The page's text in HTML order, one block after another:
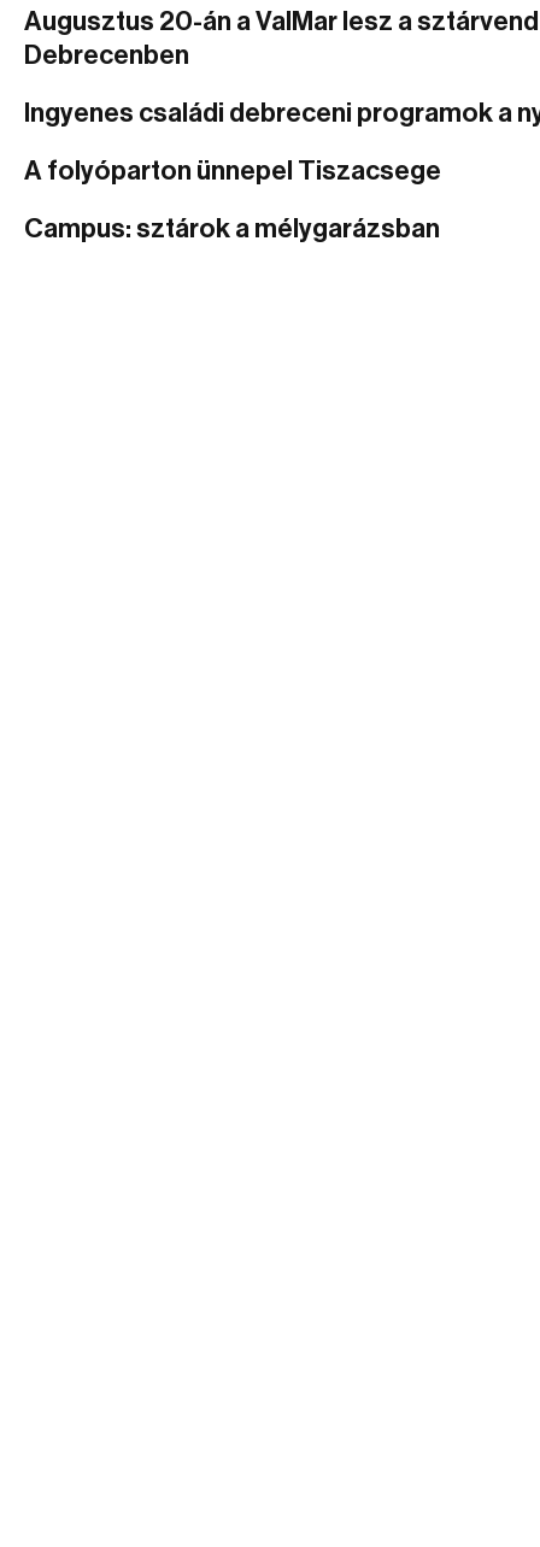
Augusztus 20-án a ValMar lesz a
Debrecenben
Ingyenes családi debreceni programok a
A folyóparton ünnepel Tiszacsege
Campus: sztárok a mélygarázsban